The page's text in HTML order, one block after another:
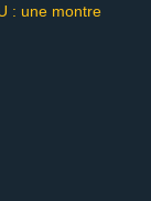
: une montre